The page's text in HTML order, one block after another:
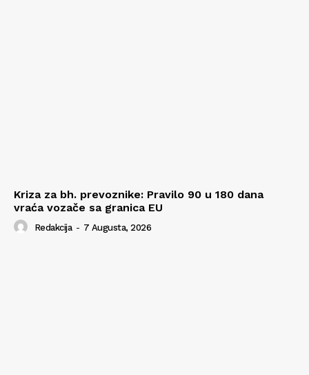
Kriza za bh. prevoznike: Pravilo 90 u 180 dana
vraća vozače sa granica EU
Redakcija - 7 Augusta, 2026